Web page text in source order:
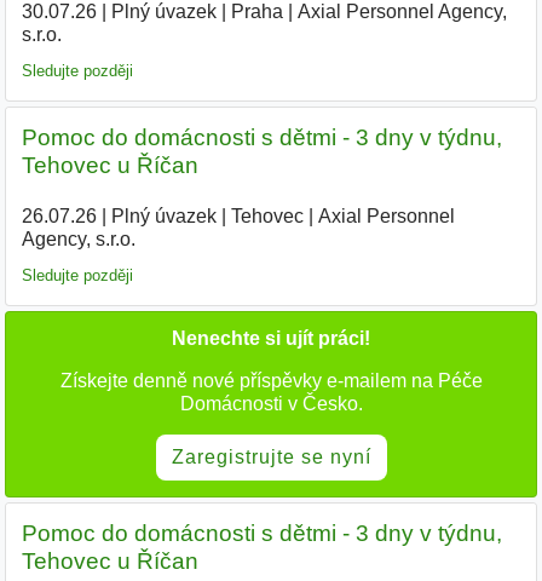
30.07.26| Plný úvazek| Praha
Axial Personnel Agency,
s.r.o.
Sledujte později
Pomoc do domácnosti s dětmi - 3 dny v týdnu,
Tehovec u Říčan
26.07.26| Plný úvazek| Tehovec|
Axial Personnel
Agency, s.r.o.
Sledujte později
Nenechte si ujít práci!
Získejte denně nové příspěvky e-mailem na Péče
Domácnosti v Česko.
Zaregistrujte se nyní
Pomoc do domácnosti s dětmi - 3 dny v týdnu,
Tehovec u Říčan